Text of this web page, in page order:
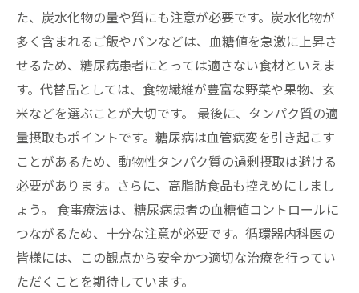
た、炭水化物の量や質にも注意が必要です。炭水化物が
多く含まれるご飯やパンなどは、血糖値を急激に上昇さ
せるため、糖尿病患者にとっては適さない食材といえま
す。代替品としては、食物繊維が豊富な野菜や果物、玄
米などを選ぶことが大切です。 最後に、タンパク質の適
量摂取もポイントです。糖尿病は血管病変を引き起こす
ことがあるため、動物性タンパク質の過剰摂取は避ける
必要があります。さらに、高脂肪食品も控えめにしまし
ょう。 食事療法は、糖尿病患者の血糖値コントロールに
つながるため、十分な注意が必要です。循環器内科医の
皆様には、この観点から安全かつ適切な治療を行ってい
ただくことを期待しています。